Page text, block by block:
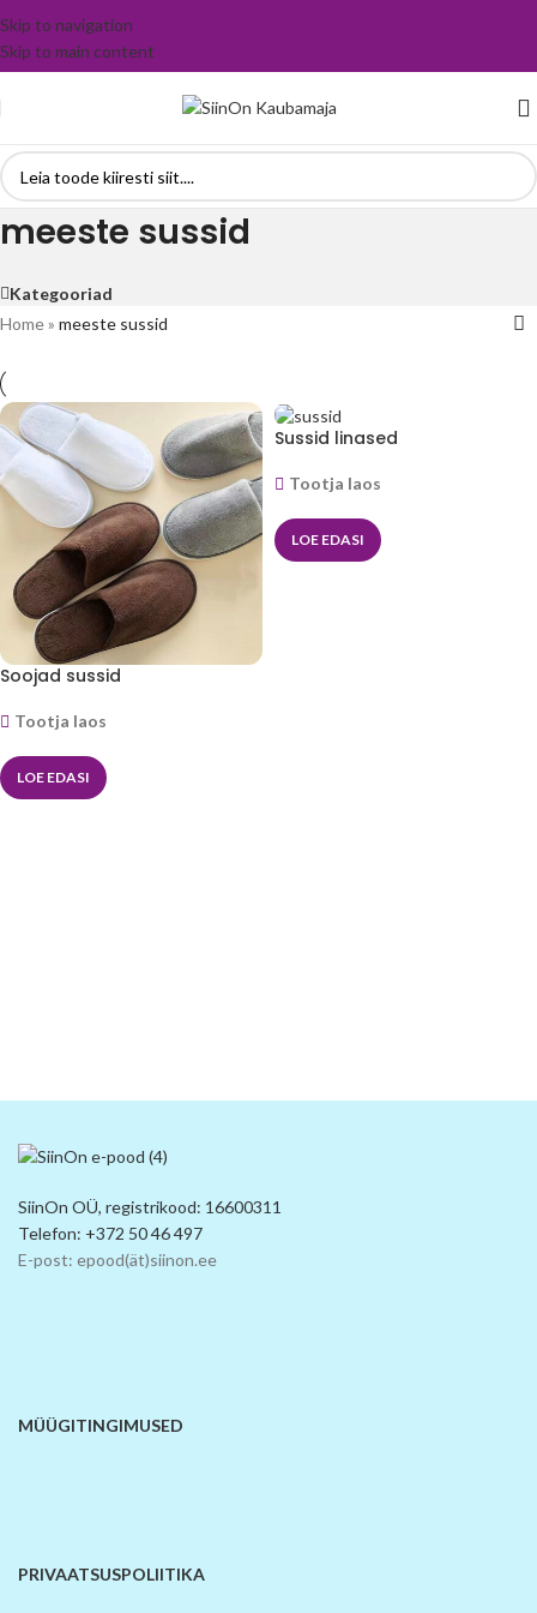
Skip to navigation
Skip to main content
meeste sussid
Kategooriad
Home» meeste sussid
Soojad sussid
Tootja laos
LOE EDASI
Sussid linased
Tootja laos
LOE EDASI
SiinOn OÜ, registrikood: 16600311
Telefon: +372 50 46 497
E-post: epood(ät)siinon.ee
MÜÜGITINGIMUSED
PRIVAATSUSPOLIITIKA